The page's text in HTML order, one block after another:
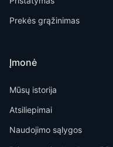
Prekės grąžinimas
Įmonė
Mūsų istorija
Atsiliepimai
Naudojimo sąlygos